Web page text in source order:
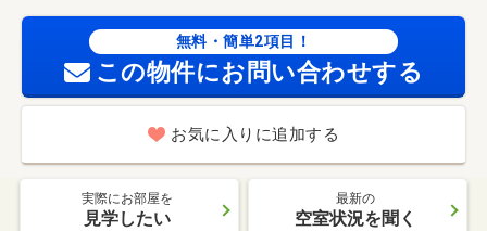
無料・簡単2項目！
この物件にお問い合わせする
お気に入りに追加する
実際にお部屋を
見学したい
最新の
空室状況を聞く